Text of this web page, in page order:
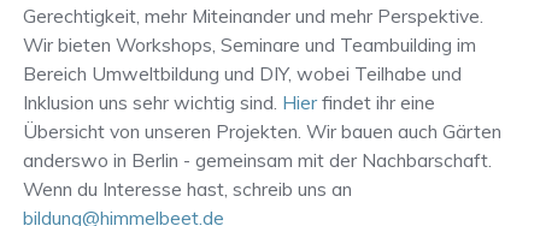
Gerechtigkeit, mehr Miteinander und mehr Perspektive.
Wir bieten Workshops, Seminare und Teambuilding im
Bereich Umweltbildung und DIY, wobei Teilhabe und
Inklusion uns sehr wichtig sind. Hierfindet ihr eine
Übersicht von unseren Projekten. Wir bauen auch Gärten
anderswo in Berlin - gemeinsam mit der Nachbarschaft.
Wenn du Interesse hast, schreib uns an
bildung@himmelbeet.de